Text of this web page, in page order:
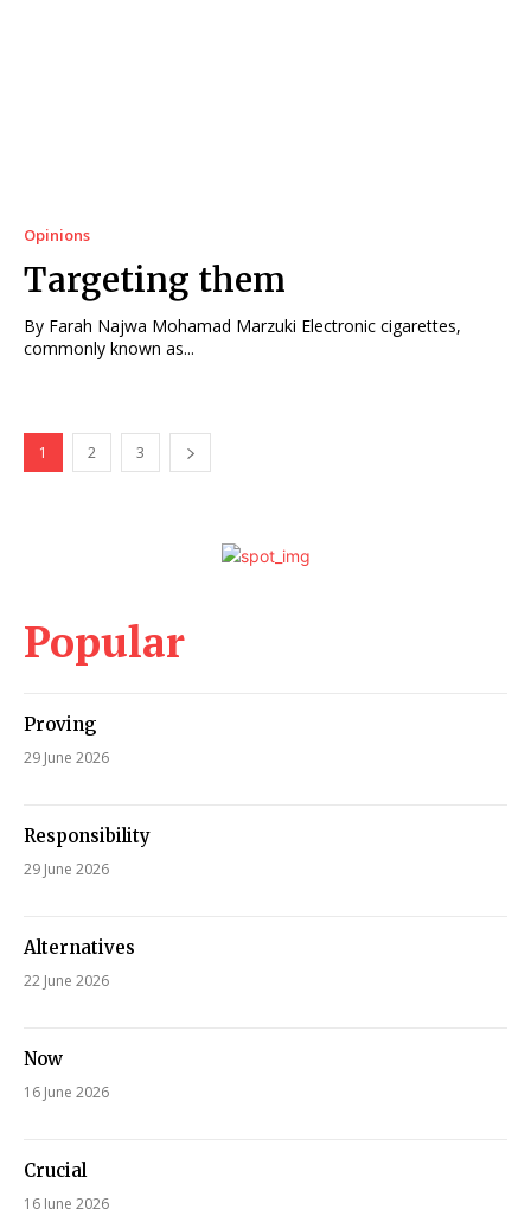
Opinions
Targeting them
By Farah Najwa Mohamad Marzuki Electronic cigarettes,
commonly known as...
1 2 3
Popular
Proving
29 June 2026
Responsibility
29 June 2026
Alternatives
22 June 2026
Now
16 June 2026
Crucial
16 June 2026